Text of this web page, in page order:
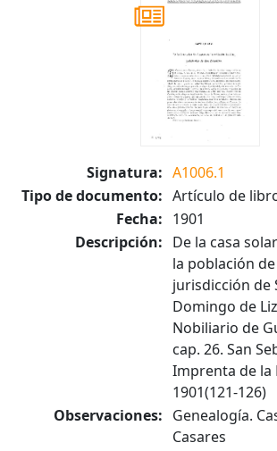
Signatura: A1006.1
Tipo de documento: Artículo de
Fecha: 1901
Descripción: De la casa
la población de
jurisdicción de
Domingo de
Nobiliario de
cap. 26. San
Imprenta de la
1901(121-126)
Observaciones: Genealogía.
Casares